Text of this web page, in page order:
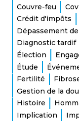
Couvre-feu
Crédit d'impôts
Dépassement
Diagnostic tardif
Élection
Étude
Fertilité
Gestion de la
Histoire
Implication